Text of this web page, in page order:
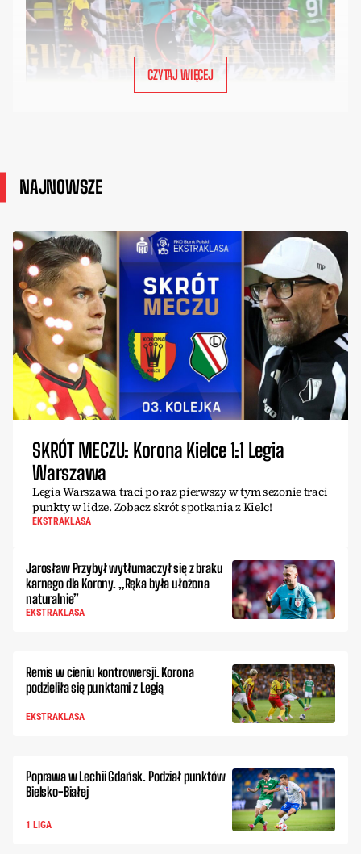
CZYTAJ WIĘCEJ
NAJNOWSZE
SKRÓT MECZU: Korona Kielce 1:1 Legia
Warszawa
Legia Warszawa traci po raz pierwszy w tym sezonie traci
punkty w lidze. Zobacz skrót spotkania z Kielc!
EKSTRAKLASA
Jarosław Przybył wytłumaczył się z braku
karnego dla Korony. „Ręka była ułożona
naturalnie”
EKSTRAKLASA
Remis w cieniu kontrowersji. Korona
podzieliła się punktami z Legią
EKSTRAKLASA
Poprawa w Lechii Gdańsk. Podział punktów
Bielsko-Białej
1 LIGA